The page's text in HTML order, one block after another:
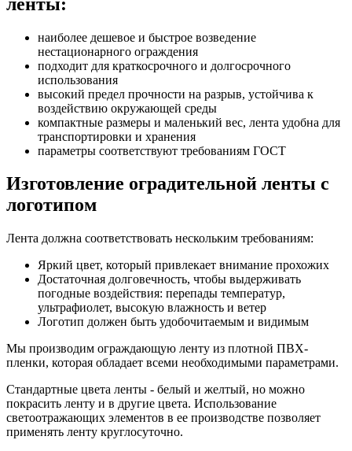
наиболее дешевое и быстрое возведение
нестационарного ограждения
подходит для краткосрочного и долгосрочного
использования
высокий предел прочности на разрыв, устойчива к
воздействию окружающей среды
компактные размеры и маленький вес, лента удобна для
транспортировки и хранения
параметры соответствуют требованиям ГОСТ
Изготовление оградительной ленты с
логотипом
Лента должна соответствовать нескольким требованиям:
Яркий цвет, который привлекает внимание прохожих
Достаточная долговечность, чтобы выдерживать
погодные воздействия: перепады температур,
ультрафиолет, высокую влажность и ветер
Логотип должен быть удобочитаемым и видимым
Мы производим ограждающую ленту из плотной ПВХ-
пленки, которая обладает всеми необходимыми параметрами.
Стандартные цвета ленты - белый и желтый, но можно
покрасить ленту и в другие цвета. Использование
светоотражающих элементов в ее производстве позволяет
применять ленту круглосуточно.